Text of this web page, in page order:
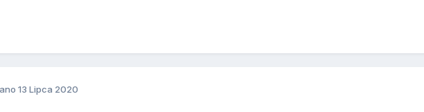
13 Lipca 2020